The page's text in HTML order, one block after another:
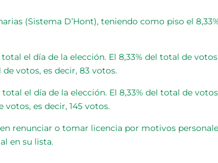
(Sistema D’Hont), teniendo como piso el
el día de la elección. El 8,33% del total de
votos, es decir, 83 votos.
el día de la elección. El 8,33% del total de
votos, es decir, 145 votos.
renunciar o tomar licencia por motivos
en su lista.